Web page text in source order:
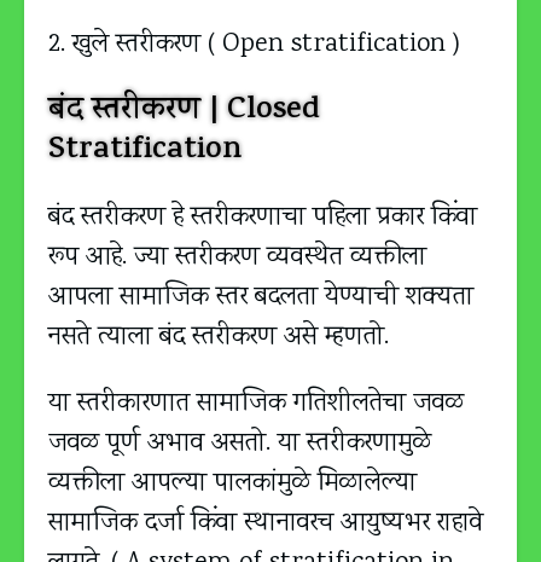
2. खुले स्तरीकरण ( Open stratification )
बंद स्तरीकरण | Closed
Stratification
बंद स्तरीकरण हे स्तरीकरणाचा पहिला प्रकार किंवा
रूप आहे. ज्या स्तरीकरण व्यवस्थेत व्यक्तीला
आपला सामाजिक स्तर बदलता येण्याची शक्यता
नसते त्याला बंद स्तरीकरण असे म्हणतो.
या स्तरीकारणात सामाजिक गतिशीलतेचा जवळ
जवळ पूर्ण अभाव असतो. या स्तरीकरणामुळे
व्यक्तीला आपल्या पालकांमुळे मिळालेल्या
सामाजिक दर्जा किंवा स्थानावरच आयुष्यभर राहावे